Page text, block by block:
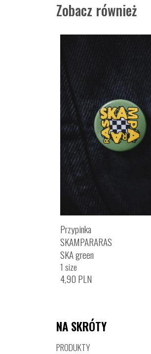
Zobacz również
Przypinka
SKAMPARARAS
SKA green
1 size
4,90 PLN
NA SKRÓTY
PRODUKTY